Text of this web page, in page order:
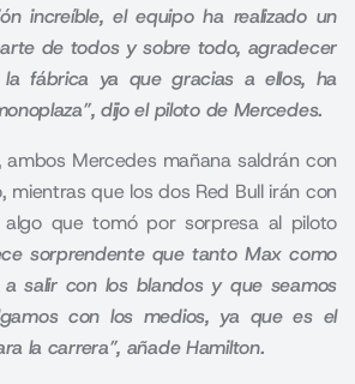
increíble, el equipo ha realizado un
de todos y sobre todo, agradecer
fábrica ya que gracias a ellos, ha
dijo el piloto de Mercedes.
ambos Mercedes mañana saldrán con
mientras que los dos Red Bull irán con
algo que tomó por sorpresa al piloto
sorprendente que tanto Max como
a salir con los blandos y que seamos
con los medios, ya que es el
la carrera”, añade Hamilton.